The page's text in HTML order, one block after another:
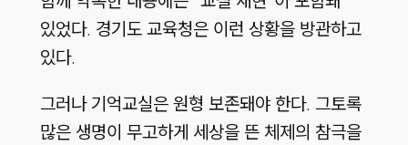
있었다. 경기도 교육청은 이런 상황을 방관하고
있다.
그러나 기억교실은 원형 보존돼야 한다. 그토록
많은 생명이 무고하게 세상을 뜬 체제의 참극을